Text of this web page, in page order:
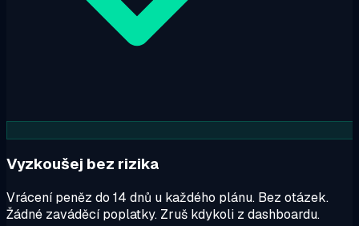
Vyzkoušej bez rizika
Vrácení peněz do 14 dnů u každého plánu. Bez otázek.
Žádné zaváděcí poplatky. Zruš kdykoli z dashboardu.